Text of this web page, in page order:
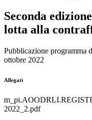
Seconda
lotta alla
Pubblicazione programma
ottobre 2022
Allegati
2022_2.pdf